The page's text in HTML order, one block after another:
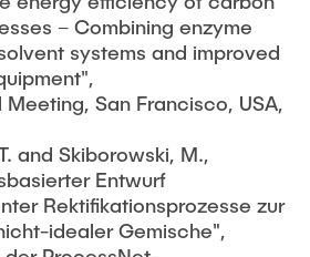
– Combining enzyme
systems and improved
Meeting, San Francisco, USA,
and Skiborowski, M.,
Entwurf
Rektifikationsprozesse zur
idealer Gemische",